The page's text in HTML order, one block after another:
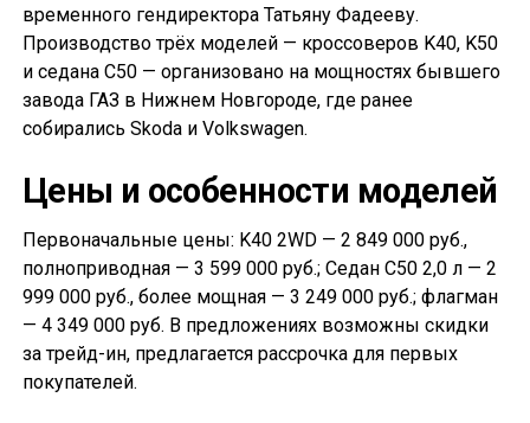
временного гендиректора Татьяну Фадееву.
Производство трёх моделей — кроссоверов K40, K50
и седана С50 — организовано на мощностях бывшего
завода ГАЗ в Нижнем Новгороде, где ранее
собирались Skoda и Volkswagen.
Цены и особенности моделей
Первоначальные цены: K40 2WD — 2 849 000 руб.,
полноприводная — 3 599 000 руб.; Седан С50 2,0 л — 2
999 000 руб., более мощная — 3 249 000 руб.; флагман
— 4 349 000 руб. В предложениях возможны скидки
за трейд-ин, предлагается рассрочка для первых
покупателей.